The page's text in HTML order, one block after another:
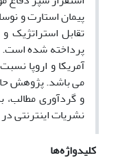
پیمان استارت و
تقابل استراتژیک
پرداخته شده
آمریکا و اروپا
می باشد. پژوهش
و گردآوری مطالب،
نشریات اینترنتی
کلیدواژه‌ها